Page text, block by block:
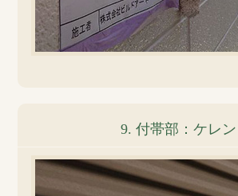
9. 付帯部：ケレン